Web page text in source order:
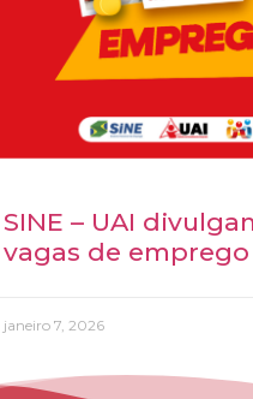
SINE – UAI
vagas de emprego
janeiro 7, 2026